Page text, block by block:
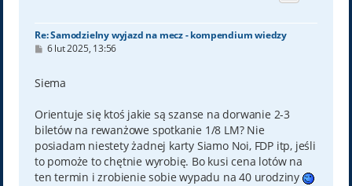
Re: Samodzielny wyjazd na mecz - kompendium wiedzy
P
t
6 lut 2025, 13:56
Siema
Orientuje się ktoś jakie są szanse na dorwanie 2-3
biletów na rewanżowe spotkanie 1/8 LM? Nie
posiadam niestety żadnej karty Siamo Noi, FDP itp, jeśli
to pomoże to chętnie wyrobię. Bo kusi cena lotów na
ten termin i zrobienie sobie wypadu na 40 urodziny